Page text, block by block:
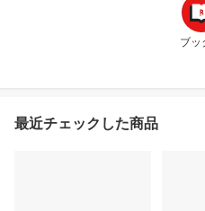
ブッ
最近チェックした商品